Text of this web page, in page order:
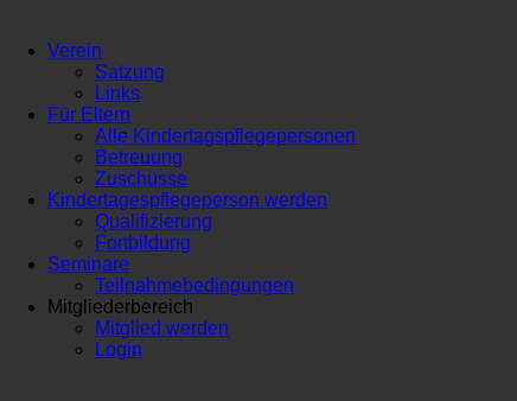
Verein
Satzung
Links
Für Eltern
Alle Kindertagspflegepersonen
Betreuung
Zuschüsse
Kindertagespflegeperson werden
Qualifizierung
Fortbildung
Seminare
Teilnahmebedingungen
Mitgliederbereich
Mitglied werden
Login